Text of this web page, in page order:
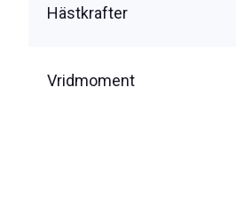
Hästkrafter
Vridmoment